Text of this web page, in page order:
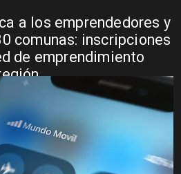
a los emprendedores y
comunas: inscripciones
de emprendimiento